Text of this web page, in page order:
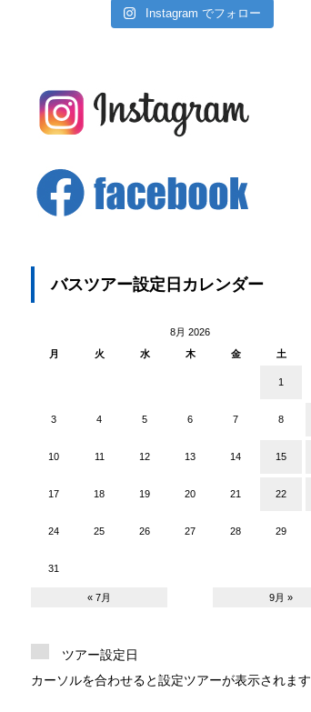
Instagram でフォロー
バスツアー設定日カレンダー
8月 2026
月
火 水 木 金 土
1
3 4 5 6 7 8
10 11 12 13 14 15
17 18 19 20 21 22
24 25 26 27 28 29
31
« 7月 9月 »
ツアー設定日
カーソルを合わせると設定ツアーが表示されます